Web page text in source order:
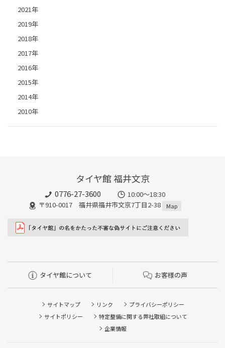
2021年
2019年
2018年
2017年
2016年
2015年
2014年
2010年
タイヤ館 福井文京
0776-27-3600
10:00～18:30
〒910-0017 福井県福井市文京7丁目2-38
Map
タイヤ館について お客様の声
サイトマップ リンク
プライバシーポリシー
サイトポリシー
特定整備に関する弊社取組について
企業情報